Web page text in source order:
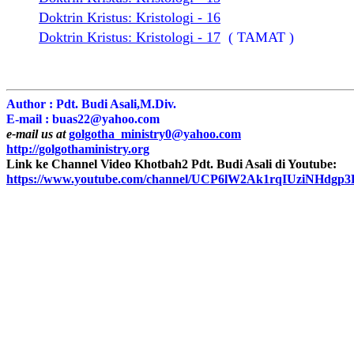
Doktrin Kristus: Kristologi - 16
Doktrin Kristus: Kristologi - 17 ( TAMAT )
Author : Pdt. Budi Asali,M.Div.
E-mail : buas22@yahoo.com
e-mail us atgolgotha_ministry0@yahoo.com
http://golgothaministry.org
Link ke Channel Video Khotbah2 Pdt. Budi Asali di Youtube:
https://www.youtube.com/channel/